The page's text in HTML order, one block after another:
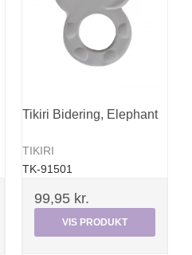
Tikiri Bidering, Elephant
TIKIRI
TK-91501
99,95 kr.
VIS PRODUKT